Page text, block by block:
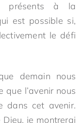
présents à la
est possible si,
le défi
demain nous
que l’avenir nous
dans cet avenir.
je montrerai